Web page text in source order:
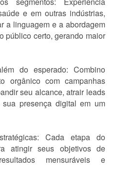
e em outras indústrias,
a linguagem e a abordagem
público certo, gerando maior
do esperado: Combino
orgânico com campanhas
seu alcance, atrair leads
presença digital em um
Cada etapa do
atingir seus objetivos de
mensuráveis e